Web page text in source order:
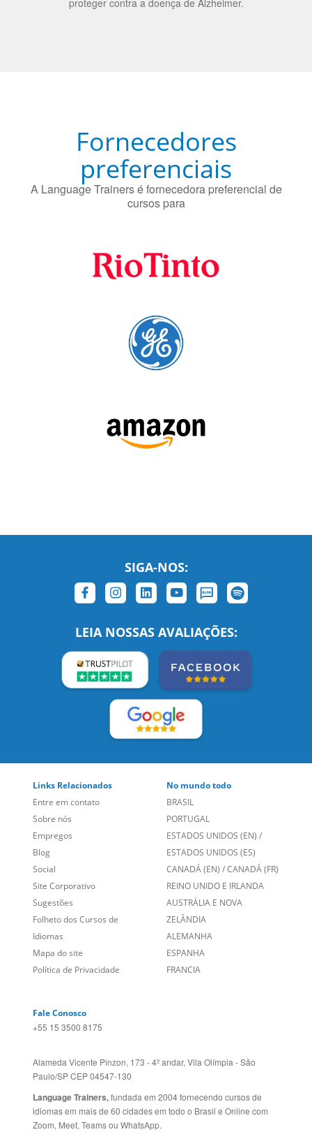
preferenciais
A Language Trainers é fornecedora preferencial de
cursos para
SIGA-NOS:
LEIA NOSSAS AVALIAÇÕES:
Sobre nós
Empregos
Blog
Social
Site Corporativo
Sugestões
Folheto dos Cursos de
Idiomas
Mapa do site
Política de Privacidade
PORTUGAL
ESTADOS UNIDOS (EN)
ESTADOS UNIDOS (ES)
CANADÁ (EN)/CANADÁ (FR)
REINO UNIDO E IRLANDA
AUSTRÁLIA E NOVA
ZELÂNDIA
ALEMANHA
ESPANHA
FRANCIA
Alameda Vicente Pinzon, 173 - 4º andar, Vila Olímpia - São
Language Trainers,fundada em 2004 fornecendo cursos de
idiomas em mais de 60 cidades em todo o Brasil e Online com